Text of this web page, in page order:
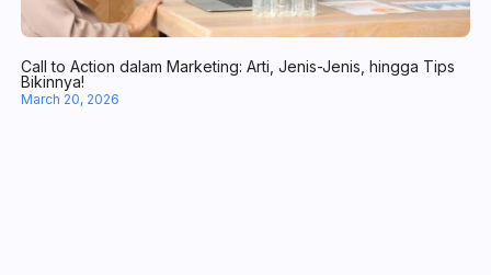
Kenali 8 Manfaat Chatbot WhatsApp untuk Operasional Bisnis
April 10, 2026